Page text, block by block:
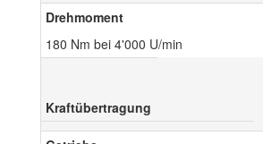
Drehmoment
180 Nm bei 4'000 U/min
Kraftübertragung